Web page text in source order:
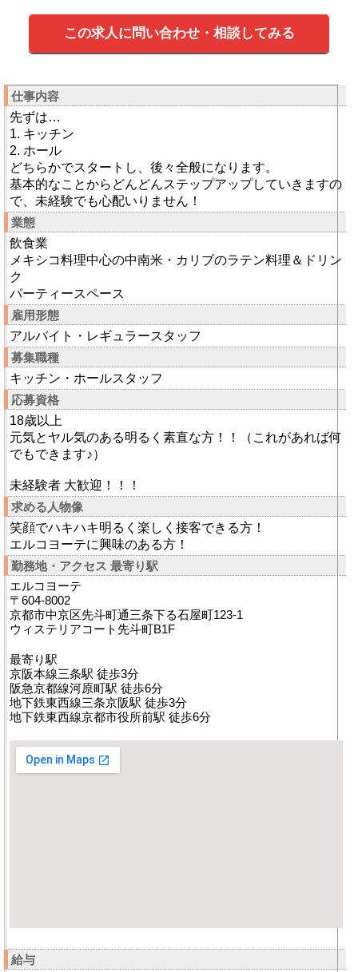
この求人に問い合わせ・相談してみる
仕事内容
先ずは…
1. キッチン
2. ホール
どちらかでスタートし、後々全般になります。
基本的なことからどんどんステップアップしていきますの
で、未経験でも心配いりません！
業態
飲食業
メキシコ料理中心の中南米・カリブのラテン料理＆ドリン
ク
パーティースペース
雇用形態
アルバイト・レギュラースタッフ
募集職種
キッチン・ホールスタッフ
応募資格
18歳以上
元気とヤル気のある明るく素直な方！！（これがあれば何
でもできます♪）
未経験者 大歓迎！！！
求める人物像
笑顔でハキハキ明るく楽しく接客できる方！
エルコヨーテに興味のある方！
勤務地・アクセス 最寄り駅
エルコヨーテ
〒604-8002
京都市中京区先斗町通三条下る石屋町123-1
ウィステリアコート先斗町B1F
最寄り駅
京阪本線三条駅 徒歩3分
阪急京都線河原町駅 徒歩6分
地下鉄東西線三条京阪駅 徒歩3分
地下鉄東西線京都市役所前駅 徒歩6分
給与